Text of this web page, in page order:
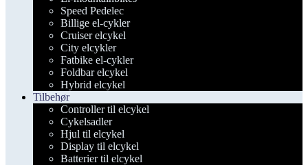
Speed Pedelec
Billige el-cykler
Cruiser elcykel
City elcykler
Fatbike el-cykler
Foldbar elcykel
Hybrid elcykel
Tilbehør
Controller til elcykel
Cykelsadler
Hjul til elcykel
Display til elcykel
Batterier til elcykel